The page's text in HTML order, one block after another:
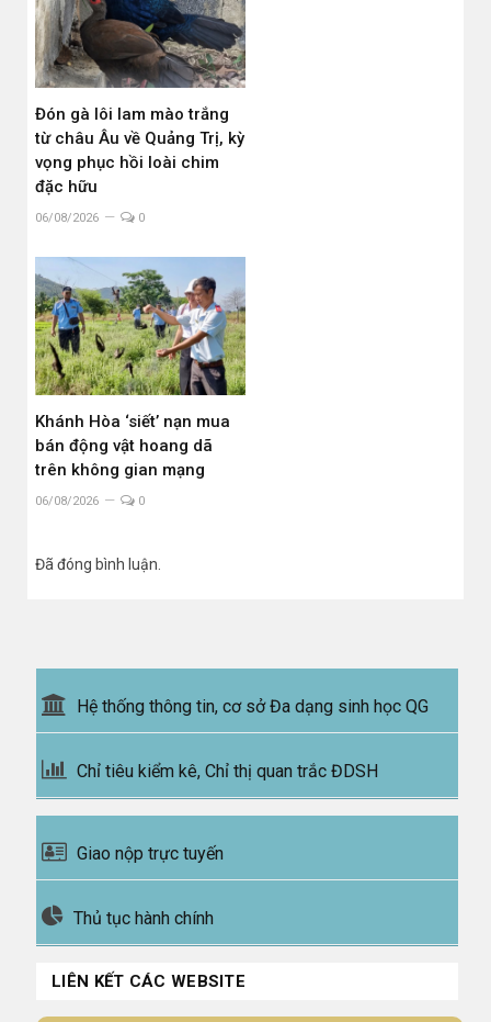
Đón gà lôi lam mào trắng
từ châu Âu về Quảng Trị, kỳ
vọng phục hồi loài chim
đặc hữu
06/08/2026 0
Khánh Hòa ‘siết’ nạn mua
bán động vật hoang dã
trên không gian mạng
06/08/2026 0
Đã đóng bình luận.
Hệ thống thông tin, cơ sở Đa dạng sinh học QG
Chỉ tiêu kiểm kê, Chỉ thị quan trắc ĐDSH
Giao nộp trực tuyến
Thủ tục hành chính
LIÊN KẾT CÁC WEBSITE